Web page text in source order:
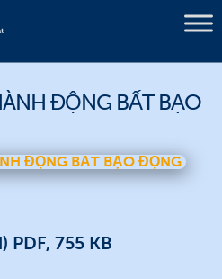
ĐỘNG BẤT BẠO
PDF, 755 KB